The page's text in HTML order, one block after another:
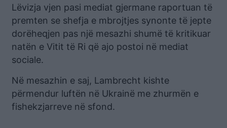
Lëvizja vjen pasi mediat gjermane raportuan të
premten se shefja e mbrojtjes synonte të jepte
dorëheqjen pas një mesazhi shumë të kritikuar
natën e Vitit të Ri që ajo postoi në mediat
sociale.
Në mesazhin e saj, Lambrecht kishte
përmendur luftën në Ukrainë me zhurmën e
fishekzjarreve në sfond.